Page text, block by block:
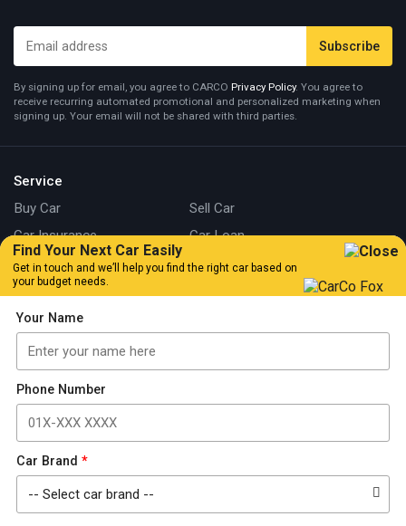
By signing up for email, you agree to CARCO Privacy Policy. You agree to
receive recurring automated promotional and personalized marketing when
signing up. Your email will not be shared with third parties.
Service
Buy Car
Sell Car
Car Insurance
Car Loan
CarCo Fox
Kuala Lumpur
Johor
Our Story
Locate Us
Articles
Car Tips & Guide
FAQs
Find Your Next Car Easily
Get in touch and we’ll help you find the right car based on
your budget needs.
Your Name
Phone Number
Car Brand *